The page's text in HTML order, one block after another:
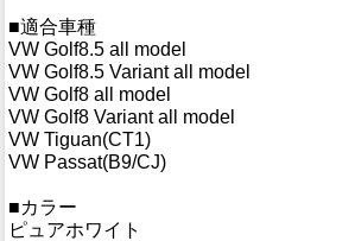
■適合車種
VW Golf8.5 all model
VW Golf8.5 Variant all model
VW Golf8 all model
VW Golf8 Variant all model
VW Tiguan(CT1)
VW Passat(B9/CJ)
■カラー
ピュアホワイト